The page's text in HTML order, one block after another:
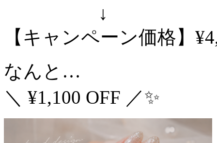
↓
【キャンペーン価格】
なんと…
＼ ¥1,100 OFF ／✨